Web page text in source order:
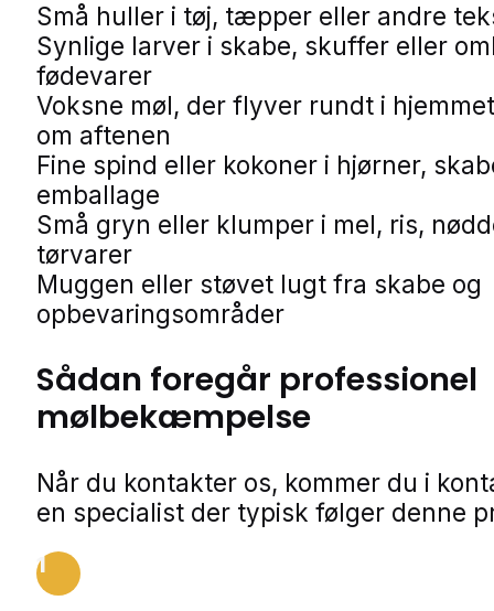
Små huller i tøj, tæpper eller andre
Synlige larver i skabe, skuffer eller
fødevarer
Voksne møl, der flyver rundt i
om aftenen
Fine spind eller kokoner i hjørner,
emballage
Små gryn eller klumper i mel, ris,
tørvarer
Muggen eller støvet lugt fra skabe og
opbevaringsområder
Sådan foregår professionel
mølbekæmpelse
Når du kontakter os, kommer du i
en specialist der typisk følger denne
1